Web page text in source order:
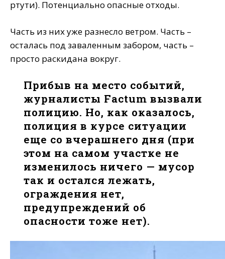
ртути). Потенциально опасные отходы.
Часть из них уже разнесло ветром. Часть –
осталась под заваленным забором, часть –
просто раскидана вокруг.
Прибыв на место событий,
журналисты Factum вызвали
полицию. Но, как оказалось,
полиция в курсе ситуации
еще со вчерашнего дня (при
этом на самом участке не
изменилось ничего — мусор
так и остался лежать,
ограждения нет,
предупреждений об
опасности тоже нет).